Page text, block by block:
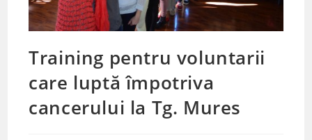
Training pentru voluntarii
care luptă împotriva
cancerului la Tg. Mures